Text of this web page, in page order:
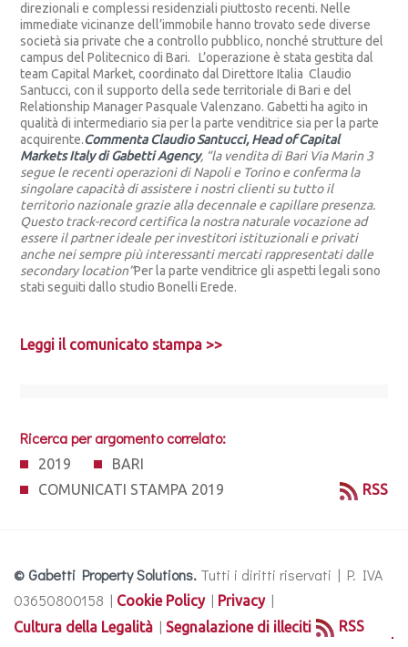
direzionali e complessi residenziali piuttosto recenti. Nelle
immediate vicinanze dell’immobile hanno trovato sede diverse
società sia private che a controllo pubblico, nonché strutture del
campus del Politecnico di Bari. L’operazione è stata gestita dal
team Capital Market, coordinato dal Direttore Italia Claudio
Santucci, con il supporto della sede territoriale di Bari e del
Relationship Manager Pasquale Valenzano. Gabetti ha agito in
qualità di intermediario sia per la parte venditrice sia per la parte
acquirente.Commenta Claudio Santucci, Head of Capital
Markets Italy di Gabetti Agency, “la vendita di Bari Via Marin 3
segue le recenti operazioni di Napoli e Torino e conferma la
singolare capacità di assistere i nostri clienti su tutto il
territorio nazionale grazie alla decennale e capillare presenza.
Questo track-record certifica la nostra naturale vocazione ad
essere il partner ideale per investitori istituzionali e privati
anche nei sempre più interessanti mercati rappresentati dalle
secondary location”Per la parte venditrice gli aspetti legali sono
stati seguiti dallo studio Bonelli Erede.
Leggi il comunicato stampa >>
Ricerca per argomento correlato:
2019
BARI
COMUNICATI STAMPA 2019
RSS
© Gabetti Property Solutions. Tutti i diritti riservati | P. IVA
03650800158 | Cookie Policy| Privacy|
Cultura della Legalità | Segnalazione di illeciti RSS